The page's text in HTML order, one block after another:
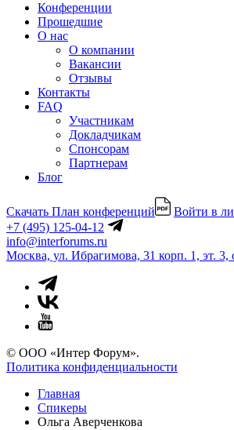
Конференции
Прошедшие
О нас
О компании
Вакансии
Отзывы
Контакты
FAQ
Участникам
Докладчикам
Спонсорам
Партнерам
Блог
Скачать План конференций
Войти в
+7 (495) 125-04-12
info@interforums.ru
Москва, ул. Ибрагимова, 31 корп. 1, эт. 3,
© ООО «Интер Форум».
Политика конфиденциальности
Главная
Спикеры
Ольга Аверченкова